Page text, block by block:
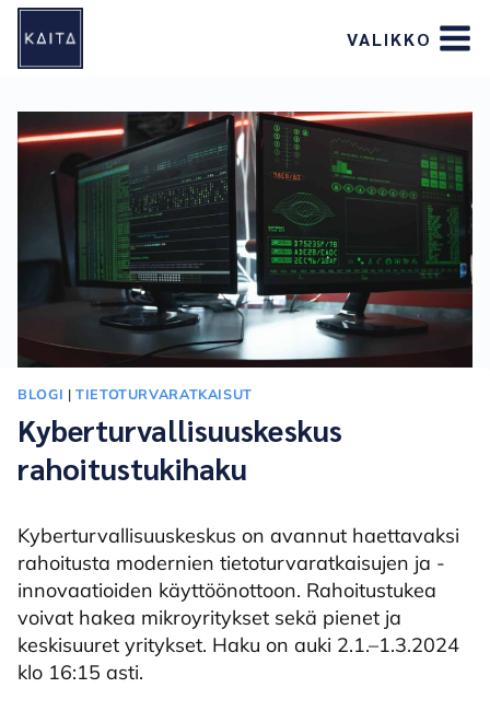
Siirry
sisältöön
VALIKKO
BLOGI |TIETOTURVARATKAISUT
Kyberturvallisuuskeskus
rahoitustukihaku
Kyberturvallisuuskeskus on avannut haettavaksi
rahoitusta modernien tietoturvaratkaisujen ja -
innovaatioiden käyttöönottoon. Rahoitustukea
voivat hakea mikroyritykset sekä pienet ja
keskisuuret yritykset. Haku on auki 2.1.–1.3.2024
klo 16:15 asti.